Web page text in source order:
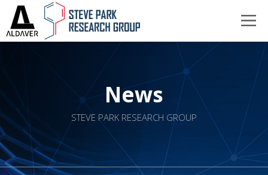
News
STEVE PARK RESEARCH GROUP